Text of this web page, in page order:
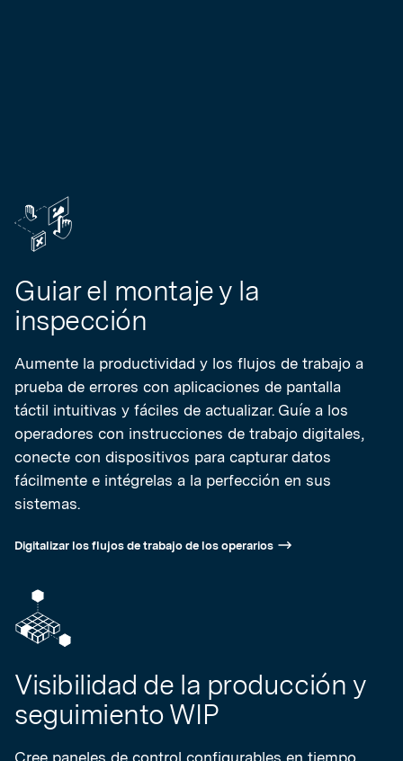
Guiar el montaje y la
inspección
Aumente la productividad y los flujos de trabajo a
prueba de errores con aplicaciones de pantalla
táctil intuitivas y fáciles de actualizar. Guíe a los
operadores con instrucciones de trabajo digitales,
conecte con dispositivos para capturar datos
fácilmente e intégrelas a la perfección en sus
sistemas.
Digitalizar los flujos de trabajo de los operarios
Visibilidad de la producción y
seguimiento WIP
Cree paneles de control configurables en tiempo